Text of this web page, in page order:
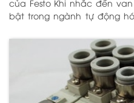
của Festo Khi nhắc đến van điện từ, một cái tên luôn nổi
bật trong ngành tự động